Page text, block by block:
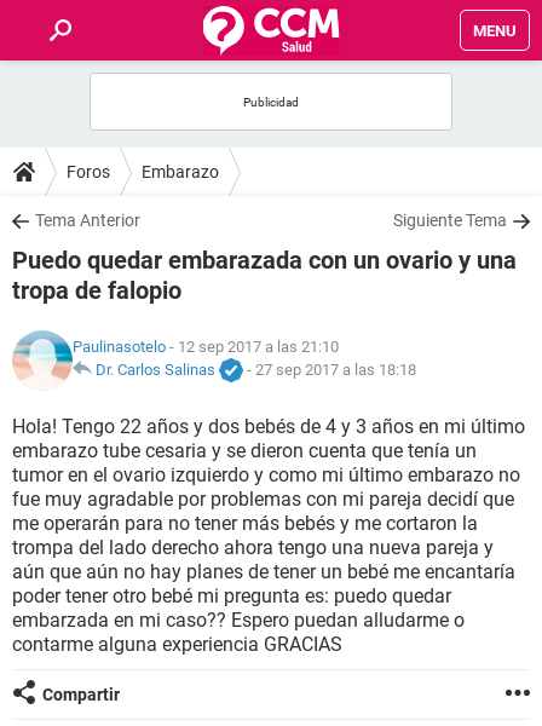
MENU
FOROS
SALUD
FAMILIA
NUTRICIÓN
SEXUALIDAD
GLOSARIO
Foros Embarazo
Tema Anterior Siguiente Tema
Puedo quedar embarazada con un ovario y una
tropa de falopio
Paulinasotelo - 12 sep 2017 a las 21:10
Dr. Carlos Salinas
- 27 sep 2017 a las 18:18
Hola! Tengo 22 años y dos bebés de 4 y 3 años en mi último
embarazo tube cesaria y se dieron cuenta que tenía un
tumor en el ovario izquierdo y como mi último embarazo no
fue muy agradable por problemas con mi pareja decidí que
me operarán para no tener más bebés y me cortaron la
trompa del lado derecho ahora tengo una nueva pareja y
aún que aún no hay planes de tener un bebé me encantaría
poder tener otro bebé mi pregunta es: puedo quedar
embarzada en mi caso?? Espero puedan alludarme o
contarme alguna experiencia GRACIAS
Compartir